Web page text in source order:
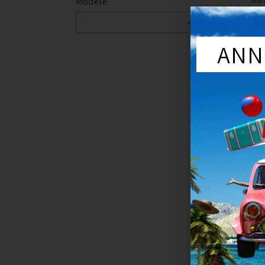
Année du
BOUGIE